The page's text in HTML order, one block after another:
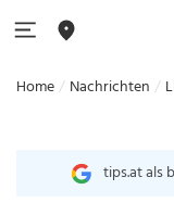
Home Nachrichten
tips.at als